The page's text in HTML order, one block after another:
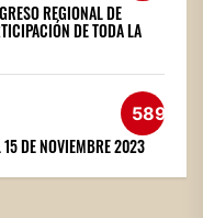
REGIONAL DE
DE TODA LA
589
DE NOVIEMBRE 2023